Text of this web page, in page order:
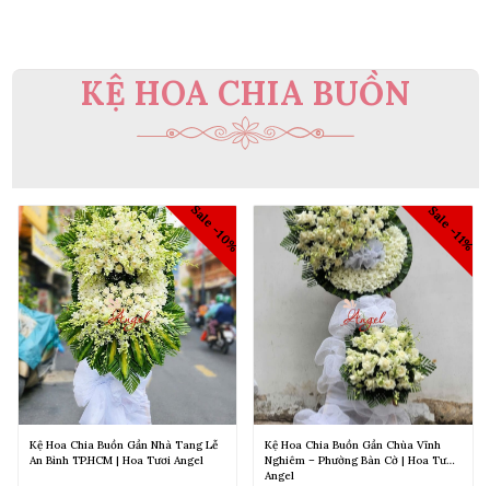
KỆ HOA CHIA BUỒN
Sale -10%
Kệ Hoa Chia Buồn Gần Nhà Tang Lễ
An Bình TP.HCM | Hoa Tươi Angel
Sale -11%
Kệ Hoa Chia Buồn Gần Chùa Vĩnh
Nghiêm – Phường Bàn Cờ | Hoa Tươi
Angel